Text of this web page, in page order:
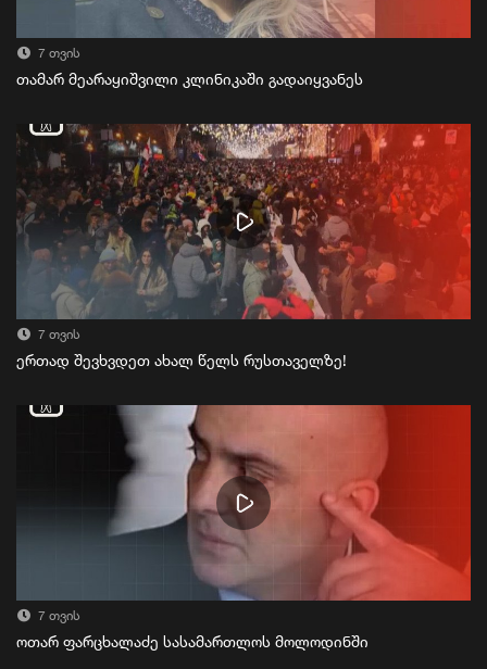
7 თვის
თამარ მეარაყიშვილი კლინიკაში გადაიყვანეს
7 თვის
ერთად შევხვდეთ ახალ წელს რუსთაველზე!
7 თვის
ოთარ ფარცხალაძე სასამართლოს მოლოდინში